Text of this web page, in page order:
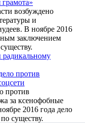
возбуждено
и
В ноябре 2016
заключением
радикальному
против
против
за ксенофобные
2016 года дело
существу.